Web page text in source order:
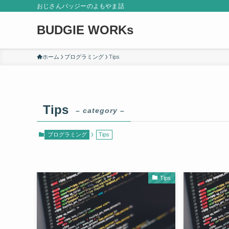
おじさんバッジーのよもやま話
BUDGIE WORKs
ホーム プログラミング Tips
Tips – category –
プログラミング Tips
Tips